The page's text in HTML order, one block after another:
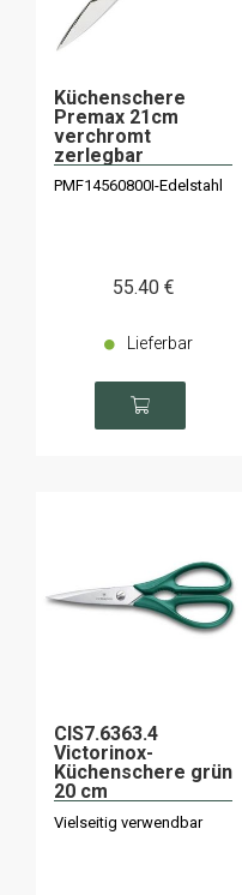
Küchenschere
Premax 21cm
verchromt
zerlegbar
PMF14560800I-Edelstahl
55.40 €
Lieferbar
CIS7.6363.4
Victorinox-
Küchenschere grün
20 cm
Vielseitig verwendbar